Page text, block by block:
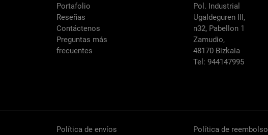
Portafolio
Reseñas
Contáctenos
Preguntas más
frecuentes
Pol. Industrial
Ugaldeguren III,
n32, Pabellon 1
Zamudio,
48170 Bizkaia
Tel: 944147995
Política de envíos Política de reembolso